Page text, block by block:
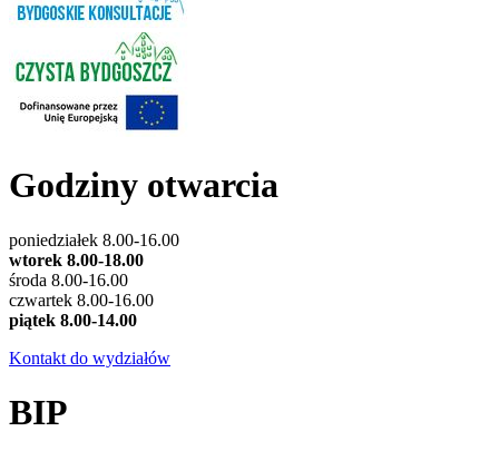
Godziny otwarcia
poniedziałek 8.00-16.00
wtorek 8.00-18.00
środa 8.00-16.00
czwartek 8.00-16.00
piątek 8.00-14.00
Kontakt do wydziałów
BIP